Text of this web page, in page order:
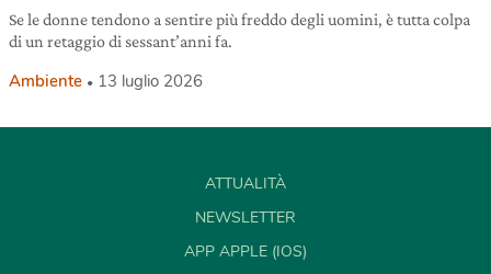
Se le donne tendono a sentire più freddo degli uomini, è tutta colpa
di un retaggio di sessant’anni fa.
Ambiente 13 luglio 2026
ATTUALITÀ
NEWSLETTER
APP APPLE (IOS)